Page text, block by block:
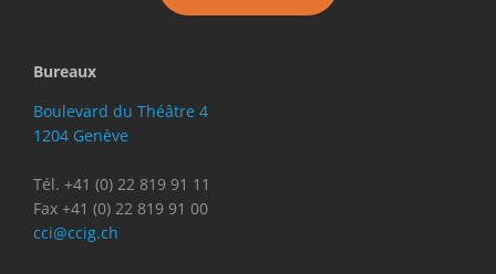
Bureaux
Boulevard du Théâtre 4
1204 Genève
Tél. +41 (0) 22 819 91 11
Fax +41 (0) 22 819 91 00
cci@ccig.ch